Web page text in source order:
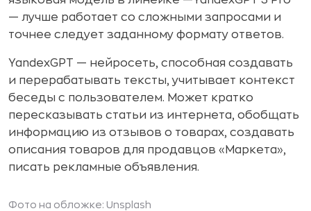
— лучше работает со сложными запросами и
точнее следует заданному формату ответов.
YandexGPT — нейросеть, способная создавать
и перерабатывать тексты, учитывает контекст
беседы с пользователем. Может кратко
пересказывать статьи из интернета, обобщать
информацию из отзывов о товарах, создавать
описания товаров для продавцов «Маркета»,
писать рекламные объявления.
Фото на обложке: Unsplash